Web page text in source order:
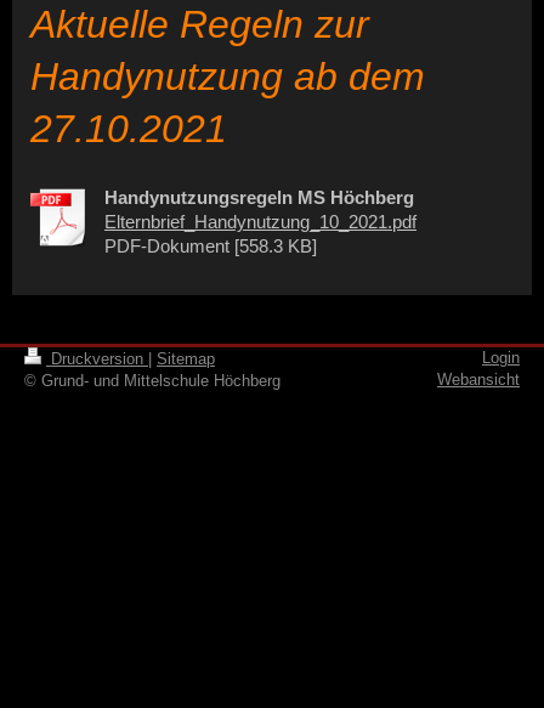
Aktuelle Regeln zur
Handynutzung ab dem
27.10.2021
Handynutzungsregeln MS Höchberg
Elternbrief_Handynutzung_10_2021.pdf
PDF-Dokument [558.3 KB]
Druckversion
Sitemap
© Grund- und Mittelschule Höchberg
Login
Webansicht